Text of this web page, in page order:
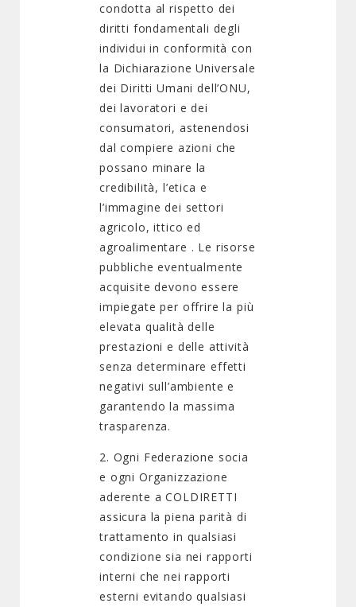
condotta al rispetto dei
diritti fondamentali degli
individui in conformità con
la Dichiarazione Universale
dei Diritti Umani dell’ONU,
dei lavoratori e dei
consumatori, astenendosi
dal compiere azioni che
possano minare la
credibilità, l’etica e
l’immagine dei settori
agricolo, ittico ed
agroalimentare . Le risorse
pubbliche eventualmente
acquisite devono essere
impiegate per offrire la più
elevata qualità delle
prestazioni e delle attività
senza determinare effetti
negativi sull’ambiente e
garantendo la massima
trasparenza.
2. Ogni Federazione socia
e ogni Organizzazione
aderente a COLDIRETTI
assicura la piena parità di
trattamento in qualsiasi
condizione sia nei rapporti
interni che nei rapporti
esterni evitando qualsiasi